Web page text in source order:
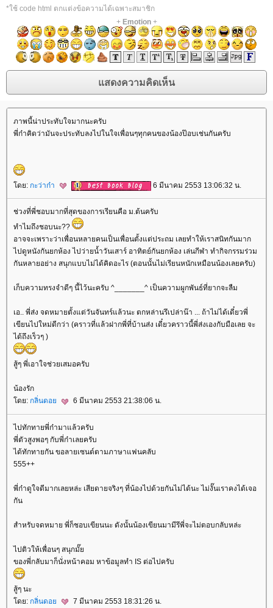
*ใช้ code html ตกแต่งข้อความได้เฉพาะสมาชิก
+ Emotion+
ภาพนี้น่าประทับใจมากนะครับ
พี่ก๋าคิดว่ามันจะประทับลงไปในใจเพื่อนๆทุกคนของน้องป๊อบเช่นกันครับ
ดย: กะว่าก๋า 6 มีนาคม 2553 13:06:32 น.
ช่วงที่พี่ชอบมากที่สุดของการเรียนคือ ม.ต้นครับ
ทำไมถึงชอบนะ??
อาจจะเพราะว่าเพื่อนหลายคนเป็นเพื่อนตั้งแต่ประถม เลยทำให้เราสนิทกันมาก
ไปดูหนังกันยกห้อง ไปว่ายน้ำวันเสาร์ อาทิตย์กันยกห้อง เล่นกีฬา ทำกิจกรรมร่วม
กันหลายอย่าง สนุกแบบไม่ได้คิดอะไร (ตอนนั้นไม่เรียนหนักเหมือนน้องเลยครับ)
เก็บความทรงจำดีๆ นี้ไว้นะครับ ^_______^ เป็นความผูกพันธ์ที่ยากจะลืม
เอ.. พี่ส่ง จดหมายตั้งแต่วันจันทร์แล้วนะ ตกหล่านรึเปล่าน๊า ... ถ้าไม่ได้เดี๋ยวพี่
เขียนไปใหม่ดีกว่า (คราวที่แล้วฝากพี่ที่บ้านส่ง เดี๋ยวคราวนี้พี่ส่งเองกับมือเลย จะ
ได้ถึงเร็วๆ )
สู้ๆ พี่เอาใจช่วยเสมอครับ
น้องรัก
ดย: กลิ่นดอ 6 มีนาคม 2553 21:38:06 น.
ไปทักทายพี่ก๋ามาแล้วครับ
พี่ตัวสูงพอๆ กับพี่ก๋าเลยครับ
ได้ทักทายกัน ขอลายเซนต์ตามภาษาแฟนคลับ
555++
พี่ก๋าดูใจดีมากเลยหล่ะ เสียดายจริงๆ ที่น้องไปด้วยกันไม่ได้นะ ไม่งั๊นเราคงได้เจอ
กัน
สำหรับจดหมาย พี่ก็ชอบเขียนนะ ดังนั้นน้องเขียนมามีรึพี่จะไม่ตอบกลับหล่ะ
ไปติวให้เพื่อนๆ สนุกมั๊
ของพี่กลับมาก็นั่งหน้าคอม หาข้อมูลทำ IS ต่อไปครับ
สู้ๆ นะ
ดย: กลิ่นดอ 7 มีนาคม 2553 18:31:26 น.